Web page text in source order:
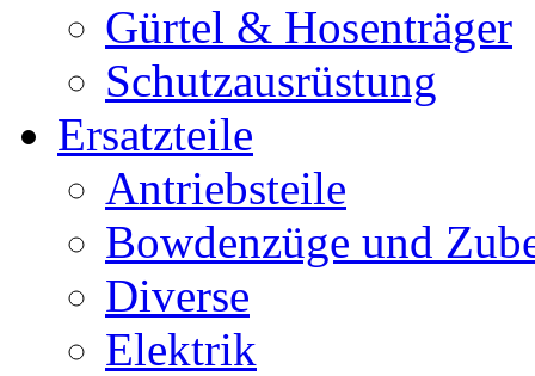
Gürtel & Hosenträger
Schutzausrüstung
Ersatzteile
Antriebsteile
Bowdenzüge und
Diverse
Elektrik